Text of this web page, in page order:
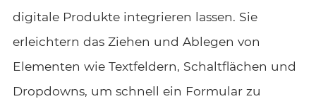
digitale Produkte integrieren lassen. Sie
erleichtern das Ziehen und Ablegen von
Elementen wie Textfeldern, Schaltflächen und
Dropdowns, um schnell ein Formular zu